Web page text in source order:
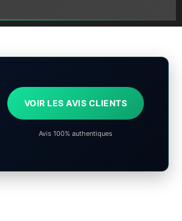
VOIR LES AVIS CLIENTS
Avis 100% authentiques